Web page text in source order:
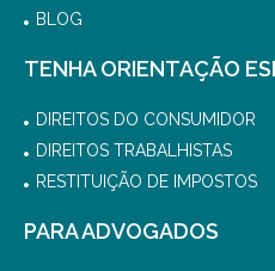
BLOG
TENHA ORIENTAÇÃO
DIREITOS DO CONSUMIDOR
DIREITOS TRABALHISTAS
RESTITUIÇÃO DE IMPOSTOS
PARA ADVOGADOS